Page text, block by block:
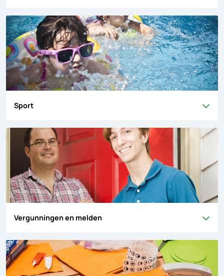
Sport
Vergunningen en melden